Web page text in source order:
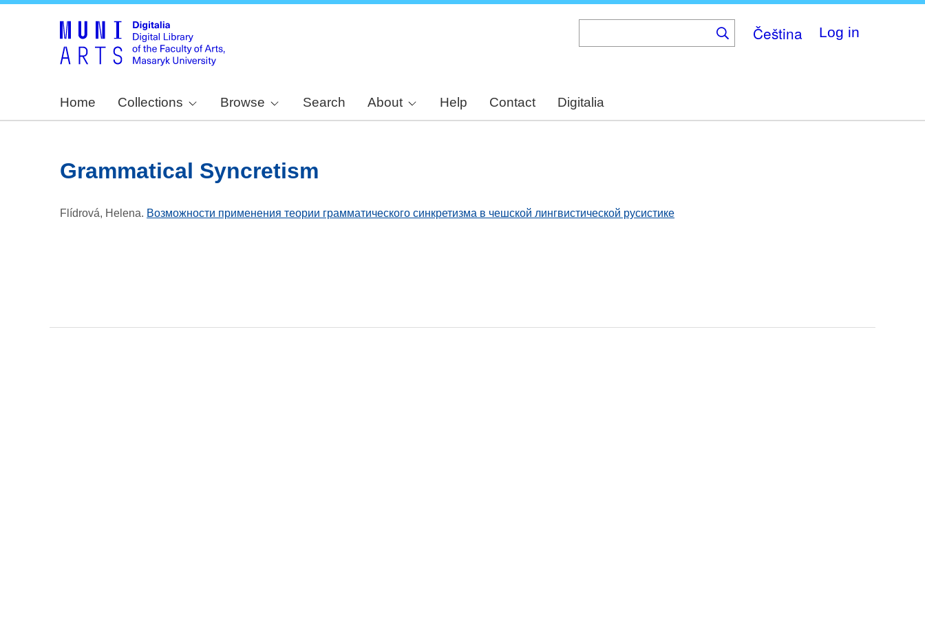
Čeština Log in
Home Collections Browse Search About Help Contact Digitalia
Grammatical Syncretism
Flídrová, Helena. Возможности применения теории грамматического синкретизма в чешской лингвистической русистике